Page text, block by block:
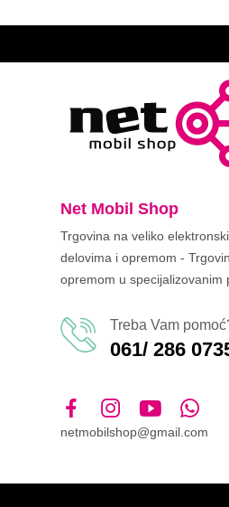
Net Mobil Shop
Trgovina na veliko
delovima i opremom -
opremom u specijalizovanim
Treba Vam
061/ 286
netmobilshop@gmail.com